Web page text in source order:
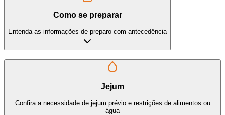
Como se preparar
Entenda as informações de preparo com antecedência
Jejum
Confira a necessidade de jejum prévio e restrições de alimentos ou
água